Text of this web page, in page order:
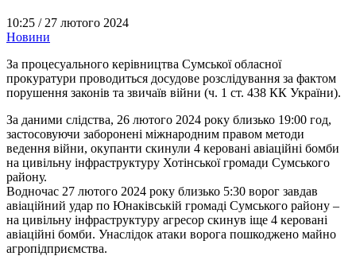
10:25 / 27 лютого 2024
Новини
За процесуального керівництва Сумської обласної
прокуратури проводиться досудове розслідування за фактом
порушення законів та звичаїв війни (ч. 1 ст. 438 КК України).
За даними слідства, 26 лютого 2024 року близько 19:00 год,
застосовуючи заборонені міжнародним правом методи
ведення війни, окупанти скинули 4 керовані авіаційні бомби
на цивільну інфраструктуру Хотінської громади Сумського
району.
Водночас 27 лютого 2024 року близько 5:30 ворог завдав
авіаційний удар по Юнаківській громаді Сумського району –
на цивільну інфраструктуру агресор скинув іще 4 керовані
авіаційні бомби. Унаслідок атаки ворога пошкоджено майно
агропідприємства.